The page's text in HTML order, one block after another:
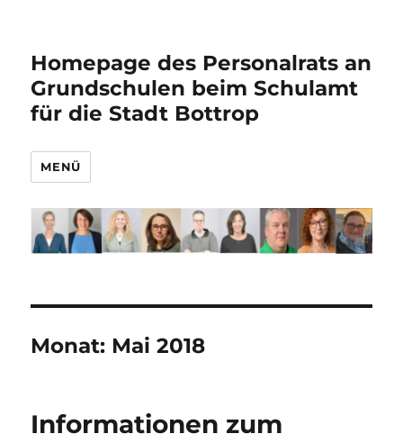
Homepage des Personalrats an
Grundschulen beim Schulamt
für die Stadt Bottrop
MENÜ
Monat: Mai 2018
Informationen zum